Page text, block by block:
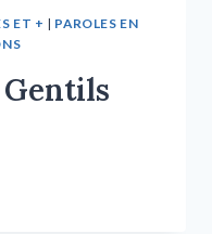
ET + | PAROLES EN